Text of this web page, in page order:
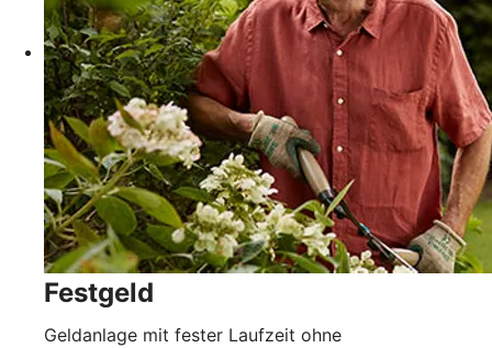
Festgeld
Geldanlage mit fester Laufzeit ohne